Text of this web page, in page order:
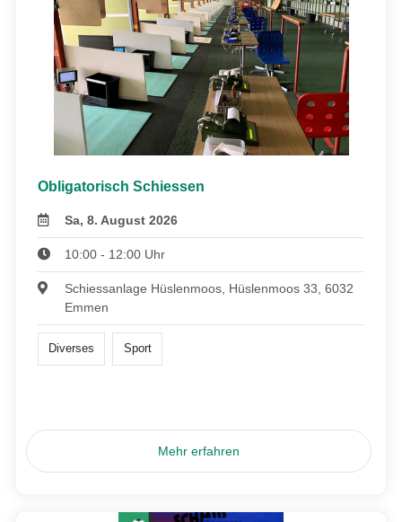
Obligatorisch Schiessen
Sa, 8. August 2026
10:00 - 12:00 Uhr
Schiessanlage Hüslenmoos, Hüslenmoos 33, 6032
Emmen
Diverses Sport
Mehr erfahren